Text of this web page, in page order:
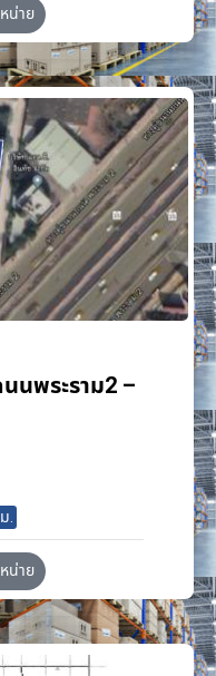
น่าย
นนพระราม2 –
.
น่าย